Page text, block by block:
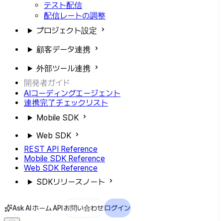
テスト配信
配信レートの調整
プロジェクト設定
顧客データ連携
外部ツール連携
開発者ガイド
AIコーディングエージェント
連携完了チェックリスト
Mobile SDK
Web SDK
REST API Reference
Mobile SDK Reference
Web SDK Reference
SDKリリースノート
Ask AI ホームAPI お問い合わせログイン